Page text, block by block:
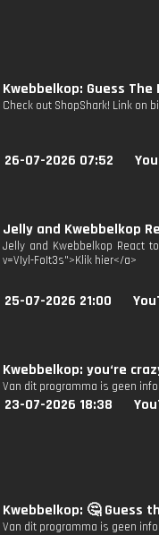
Kwebbelkop: Guess
Check out ShopShark! Link on
26-07-2026 07:52
Jelly and Kwebbelkop
Jelly and Kwebbelkop React
v=VIyl-FoIt3s">Klik hier</a>
25-07-2026 21:00
Kwebbelkop: you‘re
Van dit programma is geen
23-07-2026 18:38
Kwebbelkop: 🤔 Guess
Van dit programma is geen